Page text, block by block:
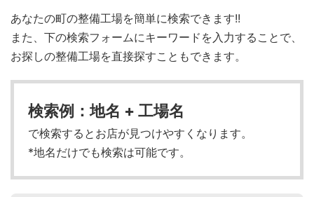
あなたの町の整備工場を簡単に検索できます!!
また、下の検索フォームにキーワードを入力することで、
お探しの整備工場を直接探すこともできます。
検索例：地名 + 工場名
で検索するとお店が見つけやすくなります。
*地名だけでも検索は可能です。